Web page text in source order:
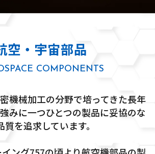
空・宇宙部品
COMPONENTS
機械加工の分野で培ってきた長年
みに一つひとつの製品に妥協のな
質を追求しています。